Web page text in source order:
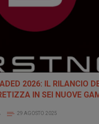
2026: IL RILANCIO
IN SEI NUOVE
29 AGOSTO 2025